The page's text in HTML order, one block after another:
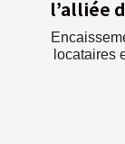
l’alliée
locataires